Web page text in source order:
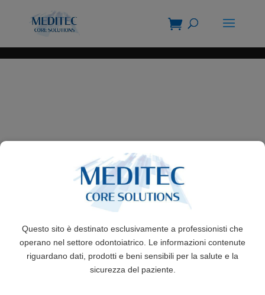
Questo sito è destinato esclusivamente a professionisti che
operano nel settore odontoiatrico. Le informazioni contenute
riguardano dati, prodotti e beni sensibili per la salute e la
sicurezza del paziente.